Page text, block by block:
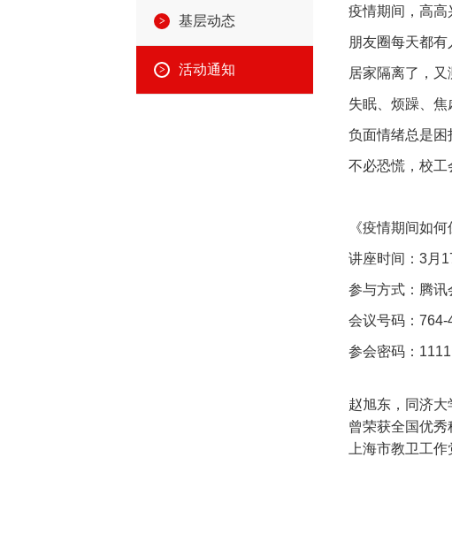
基层动态
活动通知
疫情期间，高高
朋友圈每天都有
居家隔离了，又
失眠、烦躁、
负面情绪总是困
不必恐慌，校工
《疫情期间如
讲座时间：3月
参与方式：腾讯
会议号码：764-
参会密码：
赵旭东，同济大
曾荣获全国优
上海市教卫工